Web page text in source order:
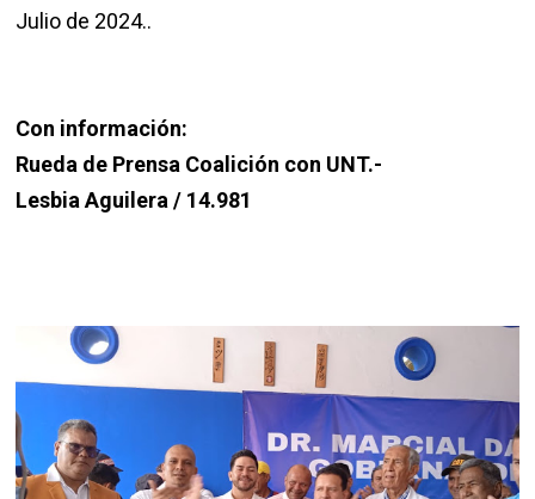
Julio de 2024..
Con información:
Rueda de Prensa Coalición con UNT.-
Lesbia Aguilera / 14.981